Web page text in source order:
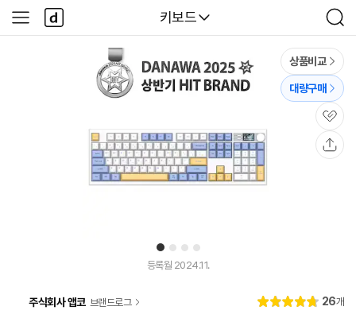
다나와
키보드
검
색
사
이
다
나
와
1 2 3 4
상품비교
대량구매
관
심
등록월 2024.11.
주식회사 앱코 브랜드로그
별
4.
리
26개